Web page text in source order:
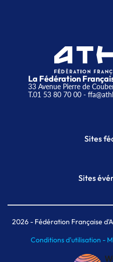
La Fédération
33 Avenue Pierre de
T.01 53 80 70 00-
Sites
Sites
Meeting de
MAIF
2026- Fédération Française
Conditions d'utilisation -